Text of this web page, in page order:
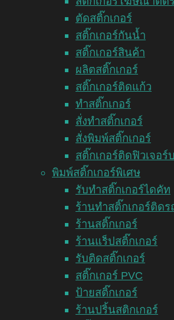
ตัดสติ๊กเกอร์
สติ๊กเกอร์กันน้ำ
สติ๊กเกอร์สินค้า
ผลิตสติ๊กเกอร์
สติ๊กเกอร์ติดแก้ว
ทำสติ๊กเกอร์
สั่งทำสติ๊กเกอร์
สั่งพิมพ์สติ๊กเกอร์
สติ๊กเกอร์ติดฟิวเจอร์
พิมพ์สติ๊กเกอร์พิเศษ
รับทำสติ๊กเกอร์ไดคัท
ร้านทำสติ๊กเกอร์ติดร
ร้านสติ๊กเกอร์
ร้านแร็ปสติ๊กเกอร์
รับติดสติ๊กเกอร์
สติ๊กเกอร์ PVC
ป้ายสติ๊กเกอร์
ร้านปริ้นสติกเกอร์